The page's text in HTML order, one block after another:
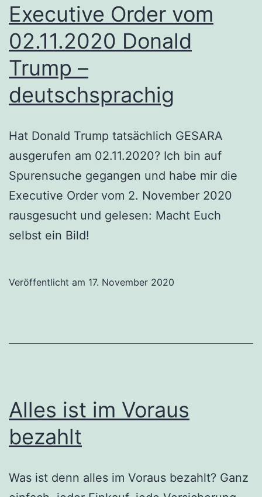
V
Executive Order vom
02.11.2020 Donald
Trump –
deutschsprachig
Hat Donald Trump tatsächlich GESARA
ausgerufen am 02.11.2020? Ich bin auf
Spurensuche gegangen und habe mir die
Executive Order vom 2. November 2020
rausgesucht und gelesen: Macht Euch
selbst ein Bild!
Veröffentlicht am 17. November 2020
Alles ist im Voraus
bezahlt
Was ist denn alles im Voraus bezahlt? Ganz